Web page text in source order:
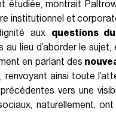
étudiée, montrait
institutionnel et
aux questions
au lieu d’aborder le
en parlant des
renvoyant ainsi toute
vers une
naturellement,